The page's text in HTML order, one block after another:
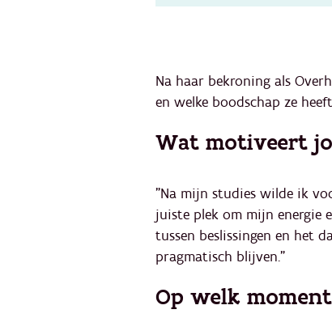
Na haar bekroning als
en welke boodschap ze
Wat motiveert
"Na mijn studies wilde ik
juiste plek om mijn energie
tussen beslissingen en het
pragmatisch blijven."
Op welk